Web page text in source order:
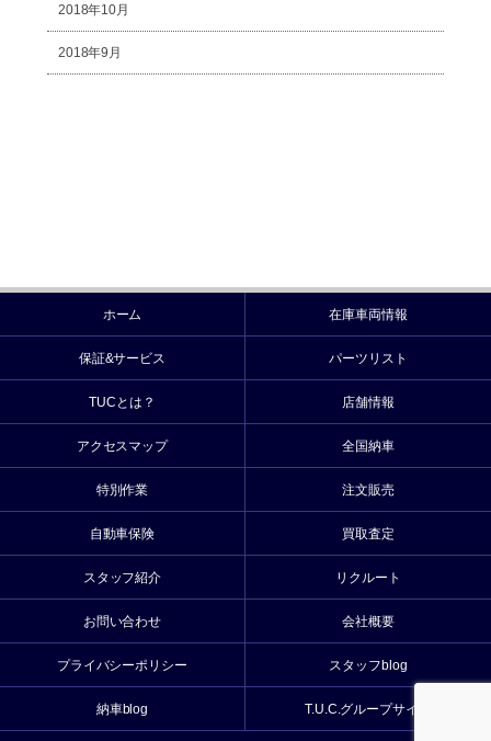
2018年10月
2018年9月
ホーム 在庫車両情報
保証&サービス パーツリスト
TUCとは？ 店舗情報
アクセスマップ 全国納車
特別作業 注文販売
自動車保険 買取査定
スタッフ紹介 リクルート
お問い合わせ 会社概要
プライバシーポリシー スタッフblog
納車blog T.U.C.グループサイト